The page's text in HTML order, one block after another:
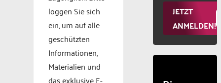
loggen Sie sich
ein, um auf alle
geschützten
Informationen,
Materialien und
JETZT
ANMELDEN!